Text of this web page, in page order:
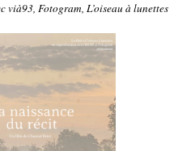
Fotogram, L’oiseau à lunettes